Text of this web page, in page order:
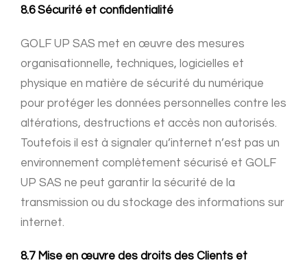
8.6 Sécurité et confidentialité
GOLF UP SAS met en œuvre des mesures
organisationnelle, techniques, logicielles et
physique en matière de sécurité du numérique
pour protéger les données personnelles contre les
altérations, destructions et accès non autorisés.
Toutefois il est à signaler qu’internet n’est pas un
environnement complètement sécurisé et GOLF
UP SAS ne peut garantir la sécurité de la
transmission ou du stockage des informations sur
internet.
8.7 Mise en œuvre des droits des Clients et